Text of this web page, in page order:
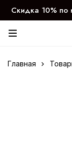
Скидка 10% по
Главная